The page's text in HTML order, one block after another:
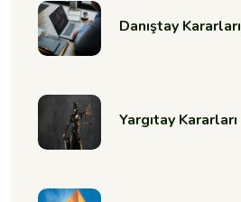
Danıştay Kararları
Yargıtay Kararları